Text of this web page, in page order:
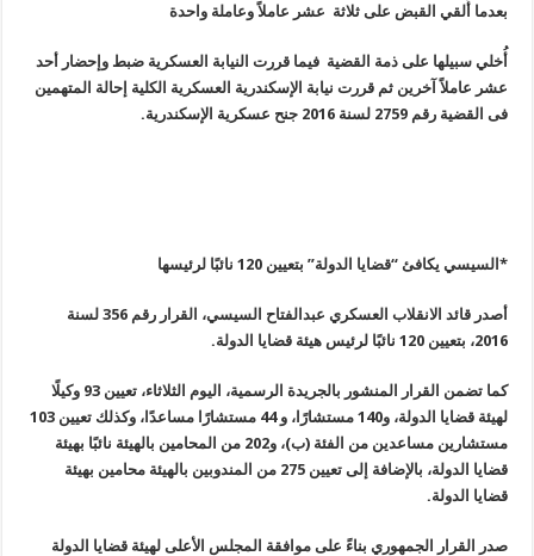
بعدما أُلقي القبض على ثلاثة عشر عاملاً وعاملة واحدة
أُخلي سبيلها على ذمة القضية فيما قررت النيابة العسكرية ضبط وإحضار أحد
عشر عاملاً آخرين ثم قررت نيابة الإسكندرية العسكرية الكلية إحالة المتهمين
فى القضية رقم 2759 لسنة 2016 جنح عسكرية الإسكندرية.
*السيسي يكافئ “قضايا الدولة” بتعيين 120 نائبًا لرئيسها
أصدر قائد الانقلاب العسكري عبدالفتاح السيسي، القرار رقم 356 لسنة
2016، بتعيين 120 نائبًا لرئيس هيئة قضايا الدولة.
كما تضمن القرار المنشور بالجريدة الرسمية، اليوم الثلاثاء، تعيين 93 وكيلًا
لهيئة قضايا الدولة، و140 مستشارًا، و 44 مستشارًا مساعدًا، وكذلك تعيين 103
مستشارين مساعدين من الفئة (ب)، و202 من المحامين بالهيئة نائبًا بهيئة
قضايا الدولة، بالإضافة إلى تعيين 275 من المندوبين بالهيئة محامين بهيئة
قضايا الدولة.
صدر القرار الجمهوري بناءً على موافقة المجلس الأعلى لهيئة قضايا الدولة